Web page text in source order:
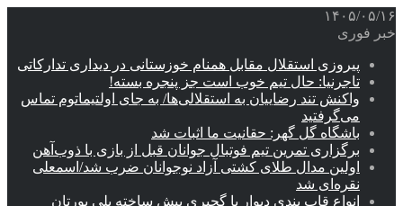
۱۴۰۵/۰۵/۱۶
خبر فوری
پیروزی استقلال مقابل همنام خوزستانی در دیداری تدارکاتی
تاجرنیا: حال تیم خوب است جز پنجره بسته!
واکنش تند رضاییان به استقلالی‌ها/ به جای اولتیماتوم تماس
می‌گرفتید
باشگاه گل گهر: حقانیت ما اثبات شد
برگزاری تمرین تیم فوتبال جوانان قبل از بازی با ذوب‌آهن
اولین مدال طلای کشتی آزاد نوجوانان ضرب شد/اسمعلی
نقره‌ای شد
انواع قاب بندی دیوار با گچبری پیش ساخته پلی یورتان